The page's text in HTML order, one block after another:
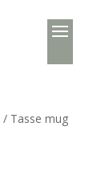
/ Tasse mug